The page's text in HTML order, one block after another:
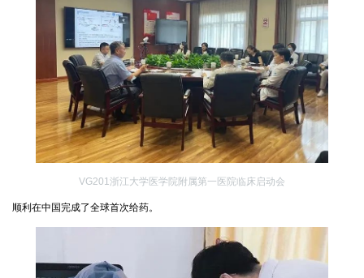
VG201浙江大学医学院附属第一医院临床启动会
顺利在中国完成了全球首次给药。